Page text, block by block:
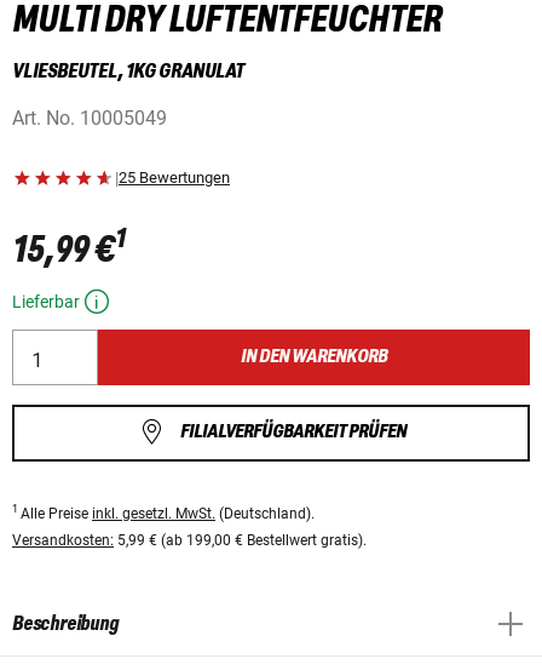
MULTI DRY LUFTENTFEUCHTER
VLIESBEUTEL, 1KG GRANULAT
Art. No. 10005049
|25 Bewertungen
15,99 €1
Lieferbar
IN DEN WARENKORB
FILIALVERFÜGBARKEIT PRÜFEN
1 Alle Preise inkl. gesetzl. MwSt. (Deutschland).
Versandkosten: 5,99 € (ab 199,00 € Bestellwert gratis).
Beschreibung